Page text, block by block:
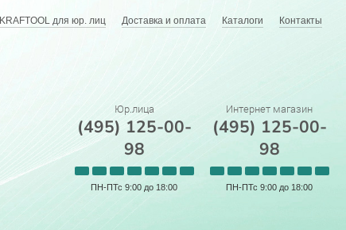
KRAFTOOL для юр. лиц Доставка и оплата Каталоги Контакты
Юр.лица
(495) 125-00-
98
ПН-ПТс 9:00 до 18:00
Интернет магазин
(495) 125-00-
98
ПН-ПТс 9:00 до 18:00